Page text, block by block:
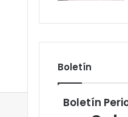
Boletín
Boletín